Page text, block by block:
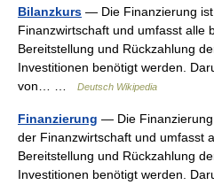
Bilanzkurs — Die Finanzierung
Finanzwirtschaft und umfasst alle
Bereitstellung und Rückzahlung
Investitionen benötigt werden.
von… …
Deutsch Wikipedia
Finanzierung — Die
der Finanzwirtschaft und umfasst
Bereitstellung und Rückzahlung
Investitionen benötigt werden.